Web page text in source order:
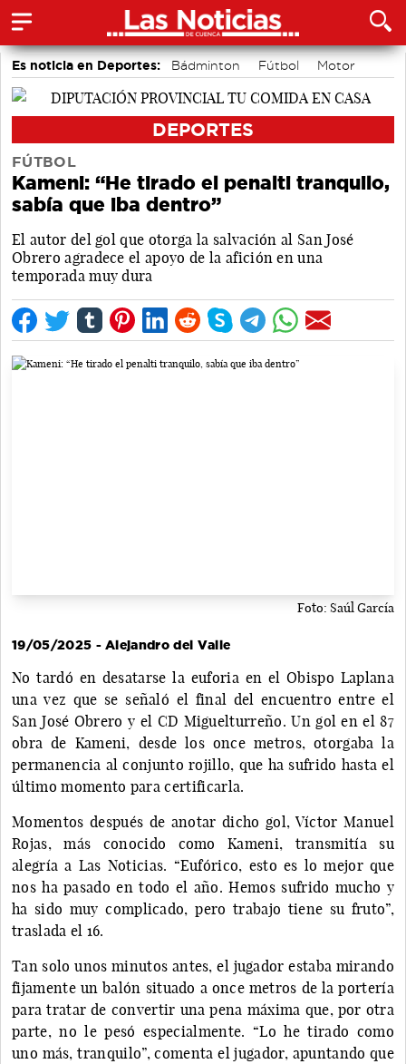
Es noticia en Deportes: Bádminton Fútbol
Motor
Bolos conquenses
DEPORTES
FÚTBOL
Kameni: “He tirado el penalti tranquilo,
sabía que iba dentro”
El autor del gol que otorga la salvación al San José
Obrero agradece el apoyo de la afición en una
temporada muy dura
Foto: Saúl García
19/05/2025 - Alejandro del Valle
No tardó en desatarse la euforia en el Obispo Laplana
una vez que se señaló el final del encuentro entre el
San José Obrero y el CD Miguelturreño. Un gol en el 87
obra de Kameni, desde los once metros, otorgaba la
permanencia al conjunto rojillo, que ha sufrido hasta el
último momento para certificarla.
Momentos después de anotar dicho gol, Víctor Manuel
Rojas, más conocido como Kameni, transmitía su
alegría a Las Noticias. “Eufórico, esto es lo mejor que
nos ha pasado en todo el año. Hemos sufrido mucho y
ha sido muy complicado, pero trabajo tiene su fruto”,
traslada el 16.
Tan solo unos minutos antes, el jugador estaba mirando
fijamente un balón situado a once metros de la portería
para tratar de convertir una pena máxima que, por otra
parte, no le pesó especialmente. “Lo he tirado como
uno más, tranquilo”, comenta el jugador, apuntando que